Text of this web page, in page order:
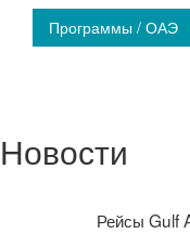
Программы / ОАЭ
Новости
Рейсы Gulf